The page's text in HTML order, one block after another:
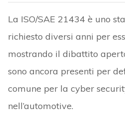
La ISO/SAE 21434 è uno
richiesto diversi anni per
mostrando il dibattito
sono ancora presenti per
comune per la cyber
nell’automotive.